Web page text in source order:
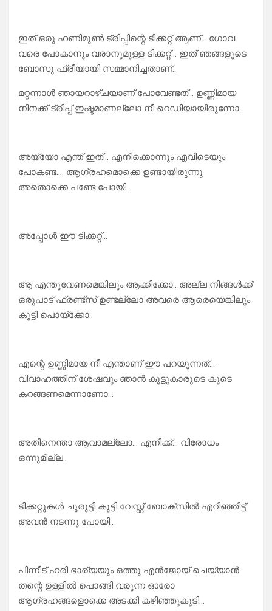
ഇത് ഒരു ഹണിമൂൺ ട്രിപ്പിന്റെ ടിക്കറ്റ് ആണ്… ഗോവ
വരെ പോകാനും വരാനുമുള്ള ടിക്കറ്റ്… ഇത് ഞങ്ങളുടെ
ബോസു ഫ്രീയായി സമ്മാനിച്ചതാണ്..
മറ്റന്നാൾ ഞായറാഴ്ചയാണ് പോവേണ്ടത്… ഉണ്ണിമായ
നിനക്ക് ട്രിപ്പ് ഇഷ്ടമാണല്ലോ നീ റെഡിയായിരുന്നോ..
അയ്യോ എന്ത് ഇത്… എനിക്കൊന്നും എവിടെയും
പോകണ്ട…. ആഗ്രഹമൊക്കെ ഉണ്ടായിരുന്നു
അതൊക്കെ പണ്ടേ പോയി…
അപ്പോൾ ഈ ടിക്കറ്റ്…
ആ എന്തുവേണമെങ്കിലും ആക്കിക്കോ.. അല്ല നിങ്ങൾക്ക്
ഒരുപാട് ഫ്രണ്ട്സ് ഉണ്ടല്ലോ അവരെ ആരെയെങ്കിലും
കൂട്ടി പൊയ്ക്കോ..
എന്റെ ഉണ്ണിമായ നീ എന്താണ് ഈ പറയുന്നത്…
വിവാഹത്തിന് ശേഷവും ഞാൻ കൂട്ടുകാരുടെ കൂടെ
കറങ്ങണമെന്നാണോ…
അതിനെന്താ ആവാമല്ലോ… എനിക്ക്… വിരോധം
ഒന്നുമില്ല..
ടിക്കറ്റുകൾ ചുരുട്ടി കൂട്ടി വേസ്റ്റ് ബോക്സിൽ എറിഞ്ഞിട്ട്
അവൻ നടന്നു പോയി..
പിന്നീട് ഹരി ഭാര്യയും ഒത്തു എൻജോയ് ചെയ്യാൻ
തന്റെ ഉള്ളിൽ പൊങ്ങി വരുന്ന ഓരോ
ആഗ്രഹങ്ങളൊക്കെ അടക്കി കഴിഞ്ഞുകൂടി…